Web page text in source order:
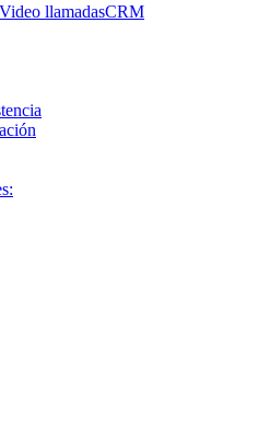
Video llamadasCRM